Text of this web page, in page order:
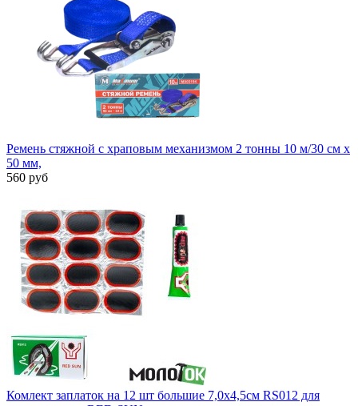
Ремень стяжной с храповым механизмом 2 тонны 10 м/30 см x
50 мм,
560 руб
Комлект заплаток на 12 шт большие 7,0х4,5см RS012 для